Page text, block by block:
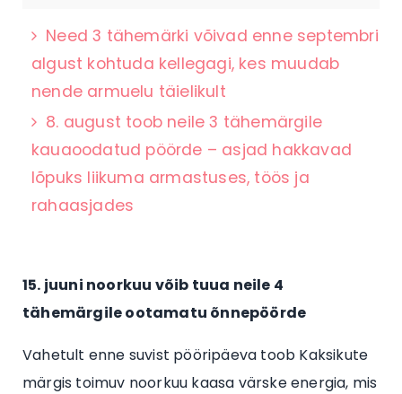
Need 3 tähemärki võivad enne septembri
algust kohtuda kellegagi, kes muudab
nende armuelu täielikult
8. august toob neile 3 tähemärgile
kauaoodatud pöörde – asjad hakkavad
lõpuks liikuma armastuses, töös ja
rahaasjades
15. juuni noorkuu võib tuua neile 4
tähemärgile ootamatu õnnepöörde
Vahetult enne suvist pööripäeva toob Kaksikute
märgis toimuv noorkuu kaasa värske energia, mis